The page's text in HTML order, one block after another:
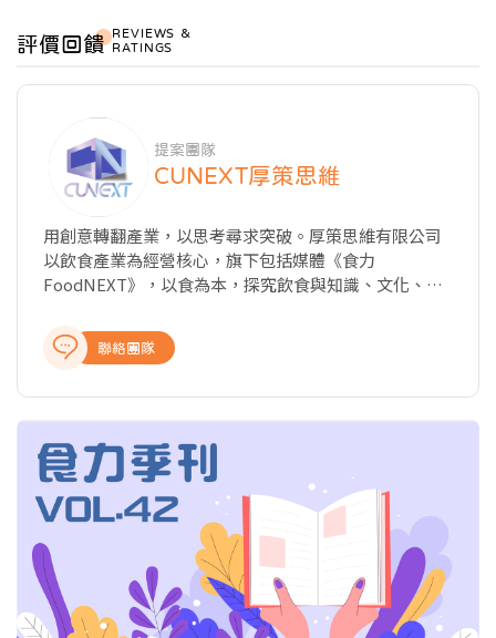
評價回饋REVIEWS ＆
RATINGS
提案團隊
CUNEXT厚策思維
用創意轉翻產業，以思考尋求突破。厚策思維有限公司
以飲食產業為經營核心，旗下包括媒體《食力
FoodNEXT》，以食為本，探究飲食與知識、文化、商
態、飲食美學與文化、科學客觀的知識剖析、深入的報
導與專題製作，提供讀者完整全面的產業報導，讓關注
聯絡團隊